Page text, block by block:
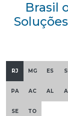
Brasil
RJ MG ES
PA AC AL
SE TO